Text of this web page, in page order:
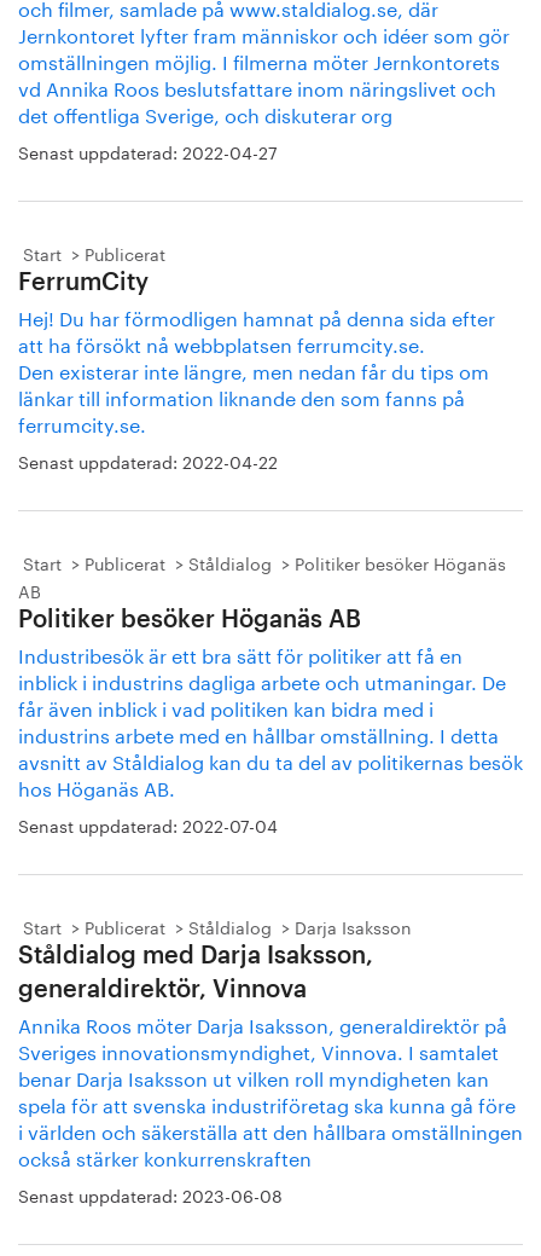
och filmer, samlade på www.staldialog.se, där
Jernkontoret lyfter fram människor och idéer som gör
omställningen möjlig. I filmerna möter Jernkontorets
vd Annika Roos beslutsfattare inom näringslivet och
det offentliga Sverige, och diskuterar org
Senast uppdaterad: 2022-04-27
Start Publicerat
FerrumCity
Hej! Du har förmodligen hamnat på denna sida efter
att ha försökt nå webbplatsen ferrumcity.se.
Den existerar inte längre, men nedan får du tips om
länkar till information liknande den som fanns på
ferrumcity.se.
Senast uppdaterad: 2022-04-22
Start Publicerat Ståldialog
Politiker besöker Höganäs
AB
Politiker besöker Höganäs AB
Industribesök är ett bra sätt för politiker att få en
inblick i industrins dagliga arbete och utmaningar. De
får även inblick i vad politiken kan bidra med i
industrins arbete med en hållbar omställning. I detta
avsnitt av Ståldialog kan du ta del av politikernas besök
hos Höganäs AB.
Senast uppdaterad: 2022-07-04
Start Publicerat Ståldialog Darja Isaksson
Ståldialog med Darja Isaksson,
generaldirektör, Vinnova
Annika Roos möter Darja Isaksson, generaldirektör på
Sveriges innovationsmyndighet, Vinnova. I samtalet
benar Darja Isaksson ut vilken roll myndigheten kan
spela för att svenska industriföretag ska kunna gå före
i världen och säkerställa att den hållbara omställningen
också stärker konkurrenskraften
Senast uppdaterad: 2023-06-08